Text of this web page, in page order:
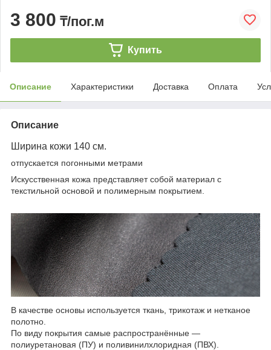
3 800 ₸/пог.м
Купить
Описание Характеристики Доставка Оплата
Описание
Ширина кожи 140 см.
отпускается погонными метрами
Искусственная кожа представляет собой материал с
текстильной основой и полимерным покрытием.
В качестве основы используется ткань, трикотаж и нетканое
полотно.
По виду покрытия самые распространённые —
полиуретановая (ПУ) и поливинилхлоридная (ПВХ).